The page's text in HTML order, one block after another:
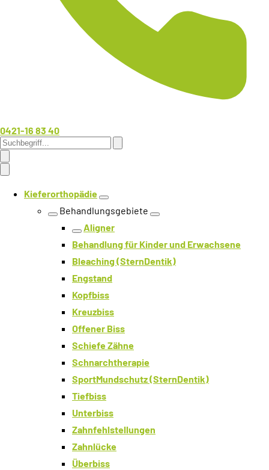
0421-16 83 40
Kieferorthopädie
Ebene öffnen
Ebene zurück
Behandlungsgebiete
Ebene öffnen
Ebene zurück
Aligner
Behandlung für Kinder und Erwachsene
Bleaching (SternDentik)
Engstand
Kopfbiss
Kreuzbiss
Offener Biss
Schiefe Zähne
Schnarchtherapie
SportMundschutz (SternDentik)
Tiefbiss
Unterbiss
Zahnfehlstellungen
Zahnlücke
Überbiss